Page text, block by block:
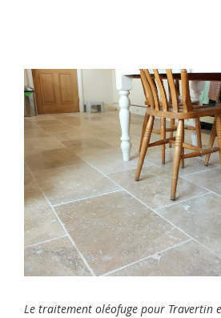
Le traitement oléofuge pour Travertin